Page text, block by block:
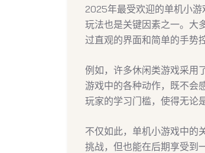
2025年最受欢迎的单机小
玩法也是关键因素之一。大
过直观的界面和简单的手势
例如，许多休闲类游戏采用
游戏中的各种动作，既不会
玩家的学习门槛，使得无论
不仅如此，单机小游戏中的
挑战，但也能在后期享受到